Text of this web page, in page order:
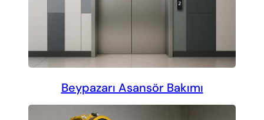
Beypazarı Asansör Bakımı